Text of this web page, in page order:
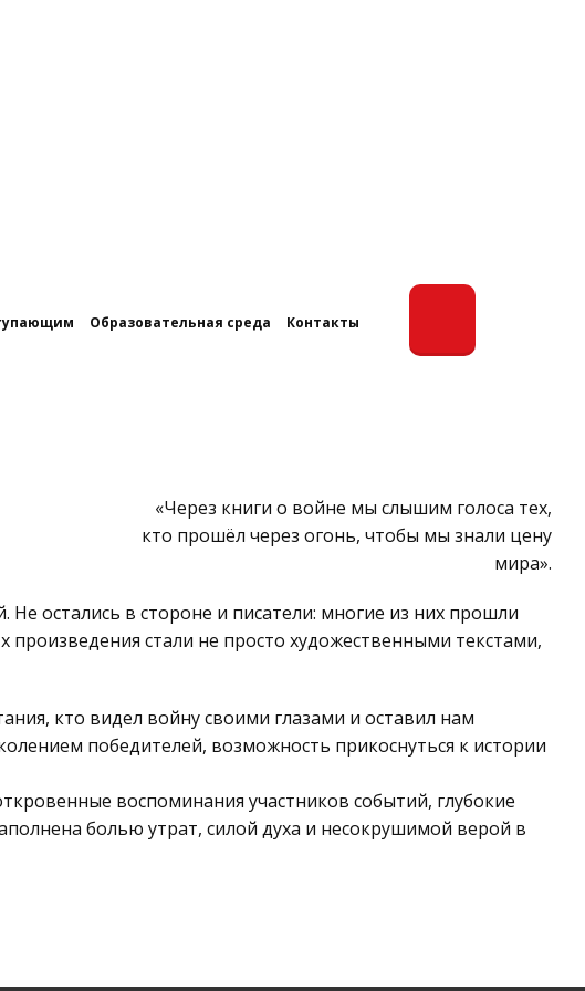
Образовательная среда Контакты
«Через книги о войне мы слышим голоса тех,
кто прошёл через огонь, чтобы мы знали цену
мира».
остались в стороне и писатели: многие из них прошли
стали не просто художественными текстами,
кто видел войну своими глазами и оставил нам
победителей, возможность прикоснуться к истории
воспоминания участников событий, глубокие
болью утрат, силой духа и несокрушимой верой в